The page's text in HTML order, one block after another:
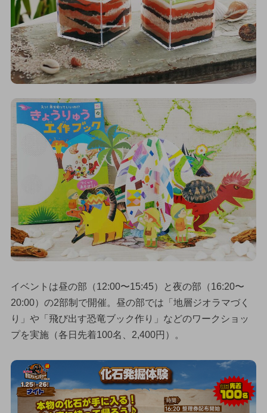
イベントは昼の部（12:00〜15:45）と夜の部（16:20〜
20:00）の2部制で開催。昼の部では「地層ジオラマづく
り」や「飛び出す恐竜ブック作り」などのワークショッ
プを実施（各日先着100名、2,400円）。